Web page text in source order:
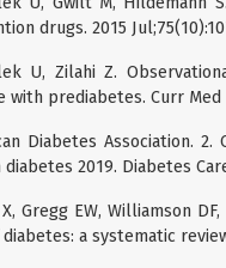
drugs. 2015
U, Zilahi Z.
with prediabetes. Curr Med
Diabetes Association.
2019. Diabetes
Gregg EW, Williamson
a systematic